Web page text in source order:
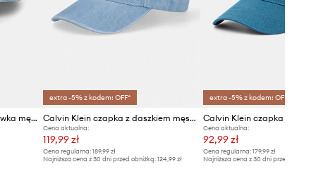
Calvin Klein czapka bejsbolówka męska jeansowa
extra -5% z kodem: OFF*
Calvin Klein czapka z daszkiem męska jeansowa
Cena aktualna:
119,99 zł
Cena regularna:189,99 zł
Najniższa cena z 30 dni przed obniżką:124,99 zł
extra -5% z kodem: OFF*
Cena aktualna:
92,99 zł
Cena regularna: 179,99 zł
Najniższa cena z 30 dni przed obniżką: